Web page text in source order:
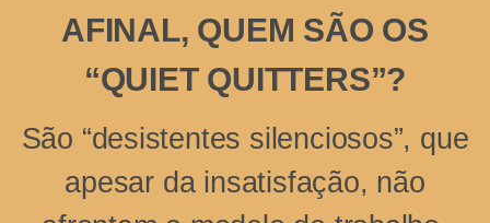
AFINAL, QUEM SÃO OS
“QUIET QUITTERS”?
São “desistentes silenciosos”, que
apesar da insatisfação, não